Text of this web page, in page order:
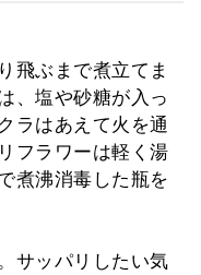
飛ぶまで煮立てま
、塩や砂糖が入っ
ラはあえて火を通
フラワーは軽く湯
煮沸消毒した瓶を
サッパリしたい気